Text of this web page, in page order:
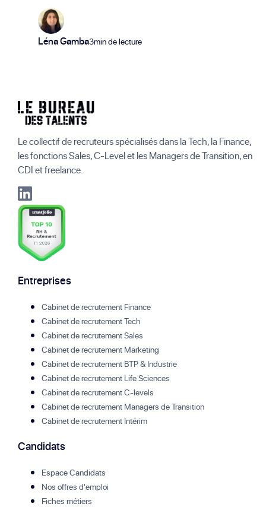
Léna Gamba3min de lecture
Le collectif de recruteurs spécialisés dans la Tech, la Finance,
les fonctions Sales, C-Level et les Managers de Transition, en
CDI et freelance.
Entreprises
Cabinet de recrutement Finance
Cabinet de recrutement Tech
Cabinet de recrutement Sales
Cabinet de recrutement Marketing
Cabinet de recrutement BTP & Industrie
Cabinet de recrutement Life Sciences
Cabinet de recrutement C-levels
Cabinet de recrutement Managers de Transition
Cabinet de recrutement Intérim
Candidats
Espace Candidats
Nos offres d'emploi
Fiches métiers